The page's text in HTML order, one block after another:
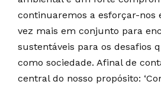
continuaremos a esforçar-nos
vez mais em conjunto para
sustentáveis para os desafios
como sociedade. Afinal de
central do nosso propósito: